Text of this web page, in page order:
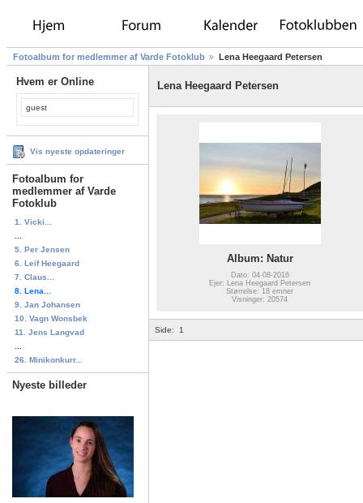
Fotoalbum for medlemmer af Varde Fotoklub Lena Heegaard Petersen
Hvem er Online
guest
Vis nyeste opdateringer
Fotoalbum for
medlemmer af Varde
Fotoklub
1. Vicki...
5. Per Jensen
6. Leif Heegaard
7. Claus...
8. Lena...
9. Jan Johansen
10. Vagn Wonsbek
11. Jens Langvad
26. Minikonkurr...
Nyeste billeder
Lena Heegaard Petersen
Album: Natur
Dato: 04-08-2016
Ejer: Lena Heegaard Petersen
Størrelse: 18 emner
Visninger: 20574
Side: 1